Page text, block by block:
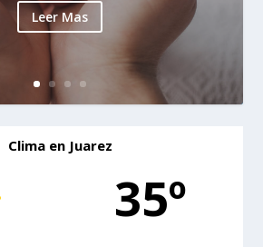
Leer Mas
Clima en Juarez
35º